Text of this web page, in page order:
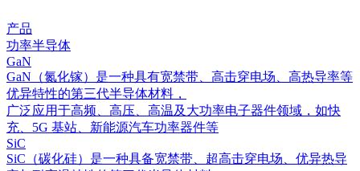
产品
功率半导体
GaN
GaN（氮化镓）是一种具有宽禁带、高击穿电场、高热导率等
优异特性的第三代半导体材料，
广泛应用于高频、高压、高温及大功率电子器件领域，如快
充、5G 基站、新能源汽车功率器件等
SiC
SiC（碳化硅）是一种具备宽禁带、超高击穿电场、优异热导